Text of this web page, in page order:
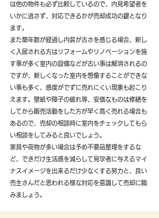
は他の物件も必ず比較しているので、内見希望者を
いかに逃さず、対応できるかが売却成功の鍵となり
ます。
また築年数が経過し内装が古さを感じる場合、新し
く入居される方はリフォームやリノベーションを施
す事が多く室内の設備などが古い事は解消されるの
ですが、新しくなった室内を想像することができな
い事も多く、感度がでずに売れにくい現象も起こり
えます。壁紙や障子の破れ等、安価なものは修繕を
してから販売活動をした方が早く高く売れる場合も
あるので、売却の相談時に室内をチェックしてもら
い相談をしてみると良いでしょう。
​家具や荷物が多い場合は予め不要品整理をするな
ど、できだけ生活感を減らして見学者に与えるマイ
ナスイメージを出来るだけ少なくする努力と、良い
売主さんだと思われる様な対応を意識して売却に臨
みましょう。